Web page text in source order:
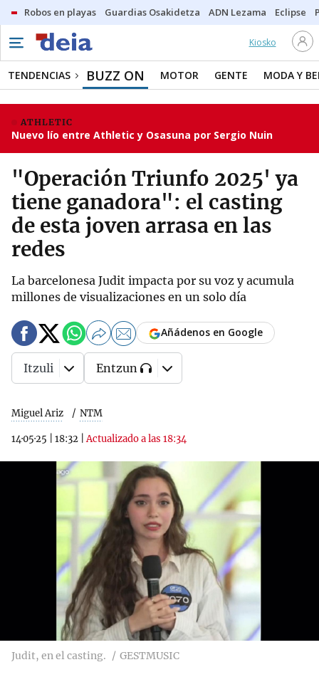
Robos en playas Guardias Osakidetza ADN Lezama Eclipse
Kiosko
TENDENCIAS BUZZ ON MOTOR GENTE MODA Y
ATHLETIC
Nuevo lío entre Athletic y Osasuna por Sergio Nuin
"Operación Triunfo 2025' ya
tiene ganadora": el casting
de esta joven arrasa en las
redes
La barcelonesa Judit impacta por su voz y acumula
millones de visualizaciones en un solo día
Miguel Ariz NTM
14·05·25 18:32 |Actualizado a las 18:34
Añádenos en Google
Itzuli Entzun
Judit, en el casting. GESTMUSIC